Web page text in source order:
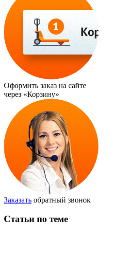
Оформить заказ на сайте
через «Корзину»
Заказать обратный звонок
Статьи по теме